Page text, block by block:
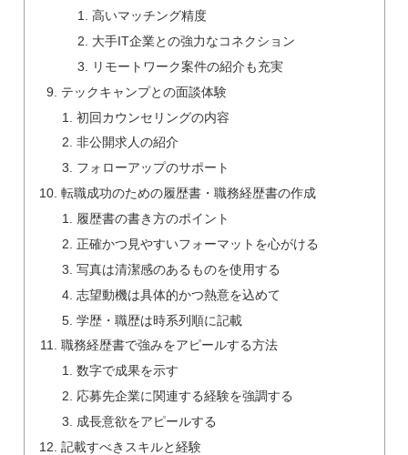
高いマッチング精度
大手IT企業との強力なコネクション
リモートワーク案件の紹介も充実
テックキャンプとの面談体験
初回カウンセリングの内容
非公開求人の紹介
フォローアップのサポート
転職成功のための履歴書・職務経歴書の作成
履歴書の書き方のポイント
正確かつ見やすいフォーマットを心がける
写真は清潔感のあるものを使用する
志望動機は具体的かつ熱意を込めて
学歴・職歴は時系列順に記載
職務経歴書で強みをアピールする方法
数字で成果を示す
応募先企業に関連する経験を強調する
成長意欲をアピールする
記載すべきスキルと経験